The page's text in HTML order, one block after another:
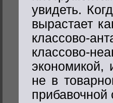
увидеть.
вырастает
классово-
классово-
экономикой,
не в
прибавочной